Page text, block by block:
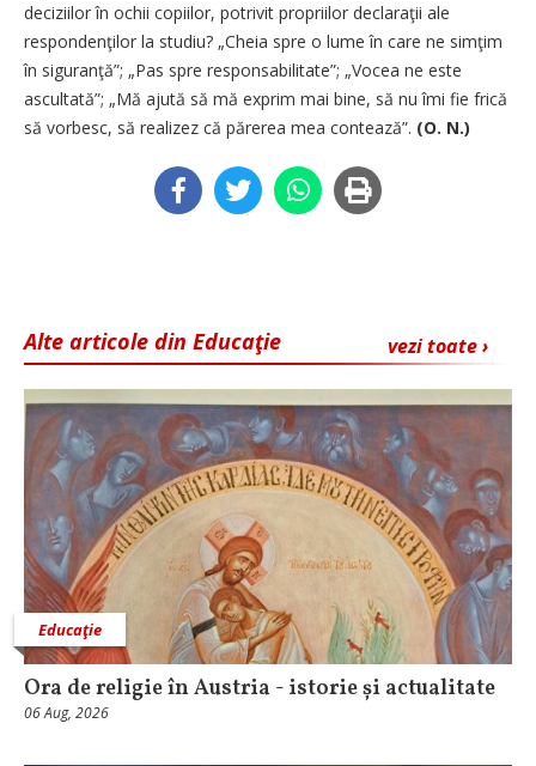
deciziilor în ochii copiilor, potrivit propriilor declaraţii ale
respondenţilor la studiu? „Cheia spre o lume în care ne simţim
în siguranţă”; „Pas spre responsabilitate”; „Vocea ne este
ascultată”; „Mă ajută să mă exprim mai bine, să nu îmi fie frică
să vorbesc, să realizez că părerea mea contează”. (O. N.)
vezi toate ›
Alte articole din Educaţie
Educaţie
Ora de religie în Austria - istorie și actualitate
06 Aug, 2026